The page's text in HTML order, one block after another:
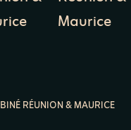
RÉUNION & MAURICE